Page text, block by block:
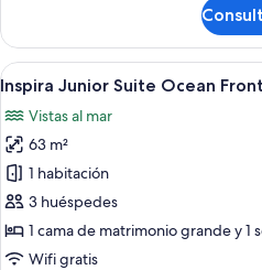
Double
Junior
Suite
Swim
Out
-2
Double
Abrir
todas
las
fotos
de
Inspira
Junior
Suite
9
Inspira Junior Suite Ocean Front
Vistas al mar
63 m²
1 habitación
3 huéspedes
1 cama de matrimonio grande y 1
Wifi gratis